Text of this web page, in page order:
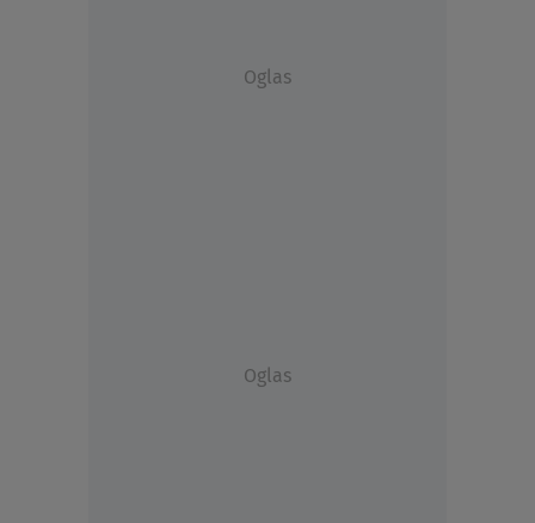
Oglas
Oglas